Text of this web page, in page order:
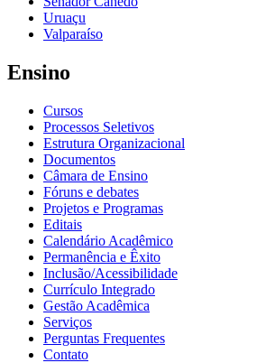
Uruaçu
Valparaíso
Ensino
Cursos
Processos Seletivos
Estrutura Organizacional
Documentos
Câmara de Ensino
Fóruns e debates
Projetos e Programas
Editais
Calendário Acadêmico
Permanência e Êxito
Inclusão/Acessibilidade
Currículo Integrado
Gestão Acadêmica
Serviços
Perguntas Frequentes
Contato